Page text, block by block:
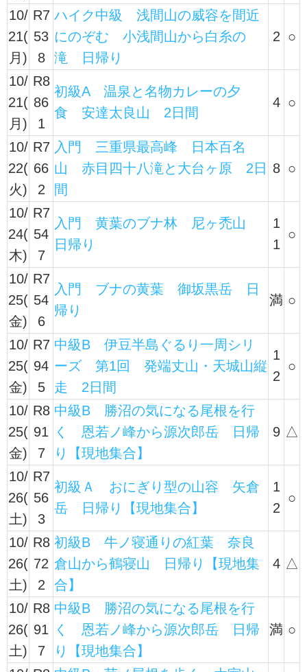
10/
21(
月)
R7
53
8
ハイク中級 浅間山の威容を間近
にのぞむ 小浅間山から白糸の
滝 日帰り
2 ○
10/
21(
月)
R8
86
1
初級A 温泉と名物カレーの夕
食 安達太良山 2日間
4 ○
10/
22(
火)
R7
66
2
入門 三重県最高峰 日本百名
山 赤目四十八滝と大台ヶ原 2日
間
8 ○
10/
24(
木)
R7
54
7
入門 黄葉のブナ林 尼ヶ禿山
日帰り
1
1
○
10/
25(
金)
R7
54
6
入門 ブナの黄葉 御坂黒岳 日
帰り
満 ○
10/
25(
金)
R7
94
5
中級B 伊豆半島ぐるり一周シリ
ーズ 第1回 発端丈山・天城山縦
走 2日間
1
2
○
10/
25(
金)
R8
91
7
中級B 勝沼の気になる尾根を行
く 恩若ノ峰から源次郎岳 日帰
り【現地集合】
9 △
10/
26(
土)
R7
56
3
初級Ａ おにぎり型の山容 矢倉
岳 日帰り【現地集合】
1
2
○
10/
26(
土)
R8
72
2
初級B 牛ノ寝通りの紅葉 奈良
倉山から鶴寝山 日帰り【現地集
合】
4 △
10/
26(
土)
R8
91
7
中級B 勝沼の気になる尾根を行
く 恩若ノ峰から源次郎岳 日帰
り【現地集合】
満 ○